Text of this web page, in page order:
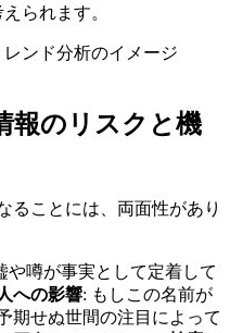
られます。
報のリスクと機
ることには、両面性があり
や噂が事実として定着して
への影響: もしこの名前が
期せぬ世間の注目によって